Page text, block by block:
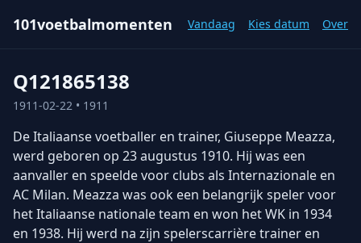
101voetbalmomenten Vandaag Kies datum Over
Q121865138
1911-02-22 • 1911
De Italiaanse voetballer en trainer, Giuseppe Meazza,
werd geboren op 23 augustus 1910. Hij was een
aanvaller en speelde voor clubs als Internazionale en
AC Milan. Meazza was ook een belangrijk speler voor
het Italiaanse nationale team en won het WK in 1934
en 1938. Hij werd na zijn spelerscarrière trainer en